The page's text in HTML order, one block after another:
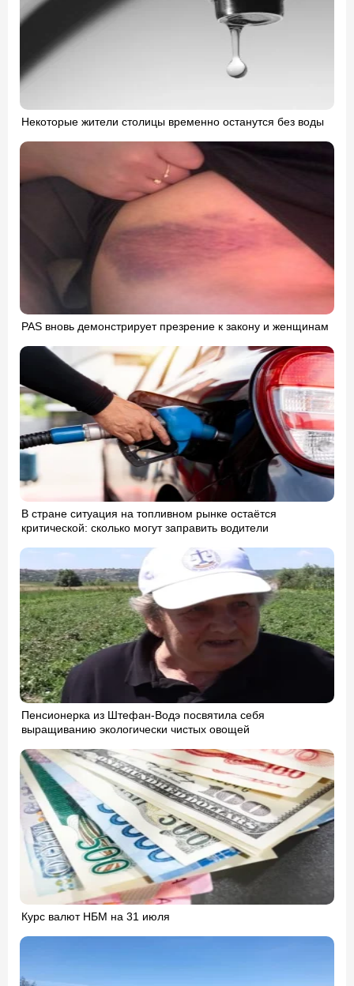
Некоторые жители столицы временно останутся без воды
PAS вновь демонстрирует презрение к закону и женщинам
В стране ситуация на топливном рынке остаётся
критической: сколько могут заправить водители
Пенсионерка из Штефан-Водэ посвятила себя
выращиванию экологически чистых овощей
Курс валют НБМ на 31 июля